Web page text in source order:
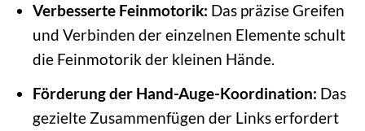
Verbesserte Feinmotorik: Das präzise Greifen
und Verbinden der einzelnen Elemente schult
die Feinmotorik der kleinen Hände.
Förderung der Hand-Auge-Koordination: Das
gezielte Zusammenfügen der Links erfordert